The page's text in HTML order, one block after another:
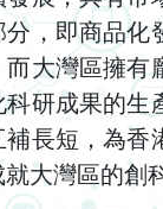
，即商品化
大灣區擁有
研成果的生
長短，為香
大灣區的創